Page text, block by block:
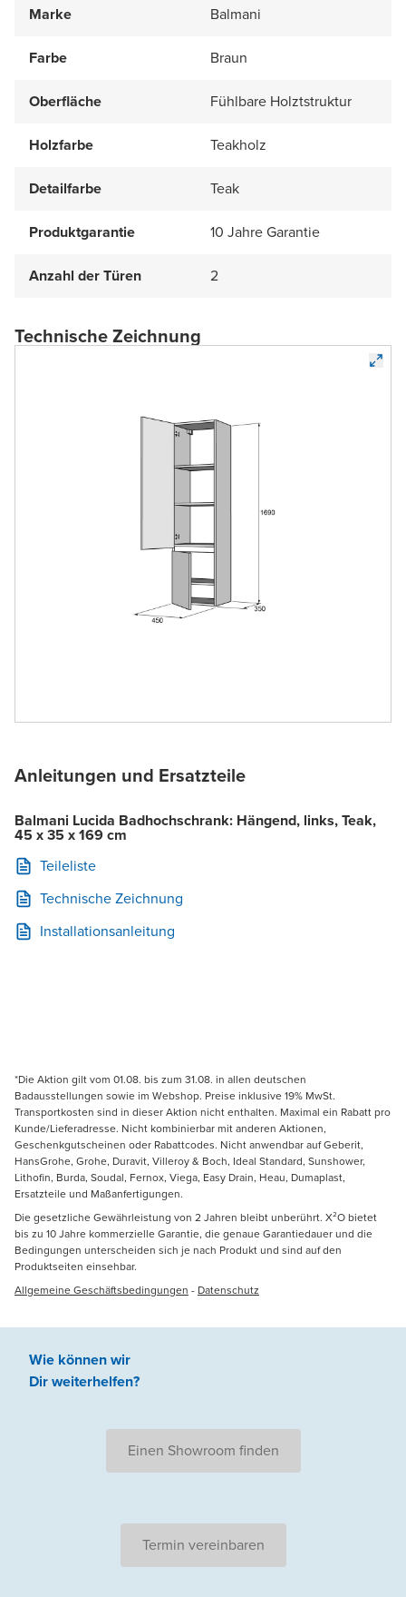
Marke Balmani
Farbe Braun
Oberfläche Fühlbare Holztstruktur
Holzfarbe Teakholz
Detailfarbe Teak
Produktgarantie 10 Jahre Garantie
Anzahl der Türen 2
Technische Zeichnung
Anleitungen und Ersatzteile
Balmani Lucida Badhochschrank: Hängend, links, Teak,
45 x 35 x 169 cm
Teileliste
Technische Zeichnung
Installationsanleitung
*Die Aktion gilt vom 01.08. bis zum 31.08. in allen deutschen
Badausstellungen sowie im Webshop. Preise inklusive 19% MwSt.
Transportkosten sind in dieser Aktion nicht enthalten. Maximal ein Rabatt pro
Kunde/Lieferadresse. Nicht kombinierbar mit anderen Aktionen,
Geschenkgutscheinen oder Rabattcodes. Nicht anwendbar auf Geberit,
HansGrohe, Grohe, Duravit, Villeroy & Boch, Ideal Standard, Sunshower,
Lithofin, Burda, Soudal, Fernox, Viega, Easy Drain, Heau, Dumaplast,
Ersatzteile und Maßanfertigungen.
Die gesetzliche Gewährleistung von 2 Jahren bleibt unberührt. X²O bietet
bis zu 10 Jahre kommerzielle Garantie, die genaue Garantiedauer und die
Bedingungen unterscheiden sich je nach Produkt und sind auf den
Produktseiten einsehbar.
Allgemeine Geschäftsbedingungen - Datenschutz
Wie können wir
Dir weiterhelfen?
Einen Showroom finden
Termin vereinbaren